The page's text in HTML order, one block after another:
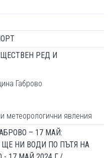
РЕД И
Габрово
метеорологични явления
– 17 МАЙ:
НИ ВОДИ ПО ПЪТЯ НА